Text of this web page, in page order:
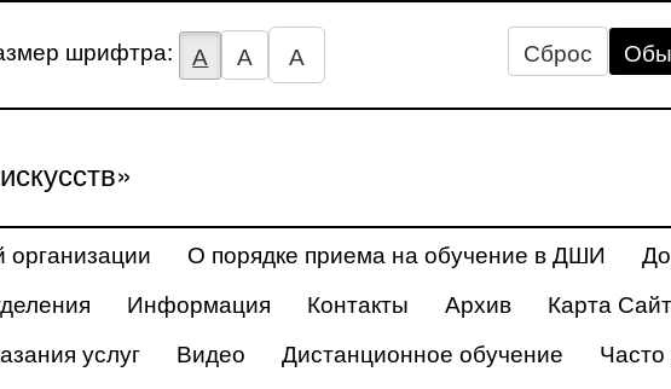
шрифтра: А А А Сброс
организации О порядке приема на обучение в ДШИ
Информация Контакты Архив
Карта
услуг
Видео Дистанционное обучение